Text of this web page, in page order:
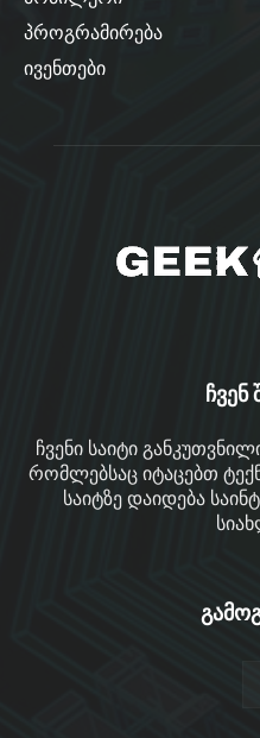
პროგრამირება
ივენთები
ჩვენ
ჩვენი საიტი
რომლებსაც იტაცებთ
საიტზე დაიდება